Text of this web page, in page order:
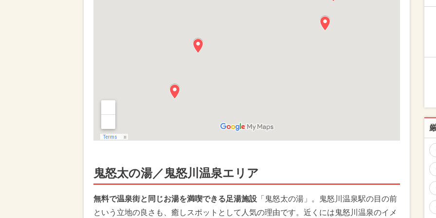
鬼怒太の湯／鬼怒川温泉エリア
無料で温泉街と同じお湯を満喫できる足湯施設 「鬼怒太の湯」。鬼怒川温泉駅の目の前
という立地の良さも、癒しスポットとして人気の理由です。近くには鬼怒川温泉のイメ